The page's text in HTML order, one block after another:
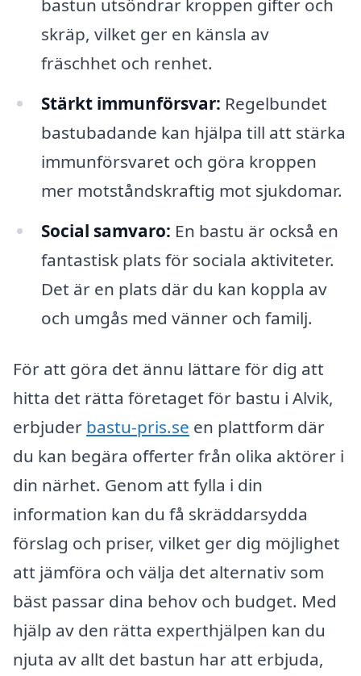
bastun utsöndrar kroppen gifter och
skräp, vilket ger en känsla av
fräschhet och renhet.
Stärkt immunförsvar: Regelbundet
bastubadande kan hjälpa till att stärka
immunförsvaret och göra kroppen
mer motståndskraftig mot sjukdomar.
Social samvaro: En bastu är också en
fantastisk plats för sociala aktiviteter.
Det är en plats där du kan koppla av
och umgås med vänner och familj.
För att göra det ännu lättare för dig att
hitta det rätta företaget för bastu i Alvik,
erbjuder bastu-pris.se en plattform där
du kan begära offerter från olika aktörer i
din närhet. Genom att fylla i din
information kan du få skräddarsydda
förslag och priser, vilket ger dig möjlighet
att jämföra och välja det alternativ som
bäst passar dina behov och budget. Med
hjälp av den rätta experthjälpen kan du
njuta av allt det bastun har att erbjuda,